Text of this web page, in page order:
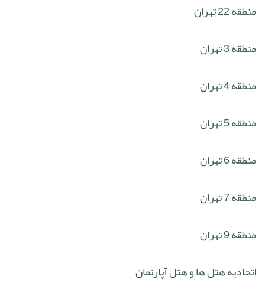
منطقه 22 تهران
منطقه 3 تهران
منطقه 4 تهران
منطقه 5 تهران
منطقه 6 تهران
منطقه 7 تهران
منطقه 9 تهران
اتحادیه هتل ها و هتل آپارتمان